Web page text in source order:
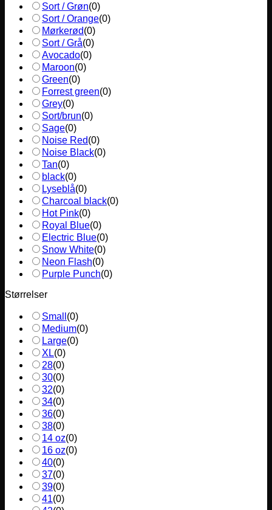
Sort / Grøn(0)
Sort / Orange(0)
Mørkerød(0)
Sort / Grå(0)
Avocado(0)
Maroon(0)
Green(0)
Forrest green(0)
Grey(0)
Sort/brun(0)
Sage(0)
Noise Red(0)
Noise Black(0)
Tan(0)
black(0)
Lyseblå(0)
Charcoal black(0)
Hot Pink(0)
Royal Blue(0)
Electric Blue(0)
Snow White(0)
Neon Flash(0)
Purple Punch(0)
Størrelser
Small (0)
Medium(0)
Large(0)
XL(0)
28(0)
30(0)
32(0)
34(0)
36(0)
38(0)
14 oz(0)
16 oz(0)
40(0)
37(0)
39(0)
41(0)